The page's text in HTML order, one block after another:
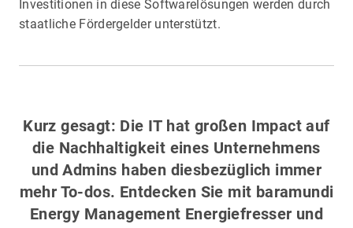
Investitionen in diese Softwarelösungen werden durch
staatliche Fördergelder unterstützt.
Kurz gesagt: Die IT hat großen Impact auf
die Nachhaltigkeit eines Unternehmens
und Admins haben diesbezüglich immer
mehr To-dos. Entdecken Sie mit baramundi
Energy Management Energiefresser und